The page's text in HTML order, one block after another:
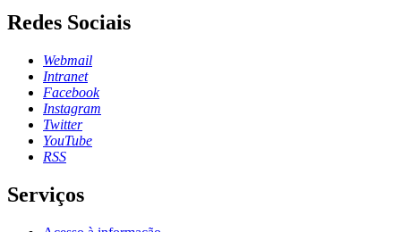
Redes Sociais
Webmail
Intranet
Facebook
Instagram
Twitter
YouTube
RSS
Serviços